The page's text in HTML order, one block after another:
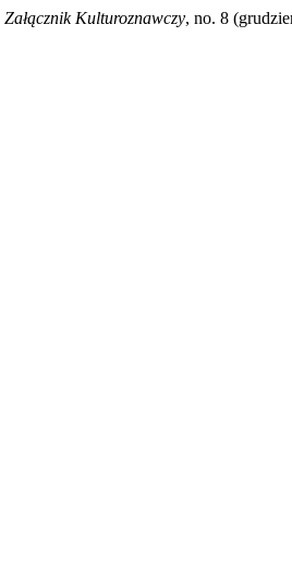
Załącznik Kulturoznawczy, no. 8